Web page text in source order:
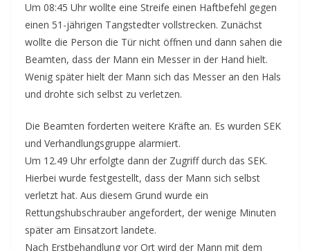
Um 08:45 Uhr wollte eine Streife einen Haftbefehl gegen
einen 51-jährigen Tangstedter vollstrecken. Zunächst
wollte die Person die Tür nicht öffnen und dann sahen die
Beamten, dass der Mann ein Messer in der Hand hielt.
Wenig später hielt der Mann sich das Messer an den Hals
und drohte sich selbst zu verletzen.
Die Beamten forderten weitere Kräfte an. Es wurden SEK
und Verhandlungsgruppe alarmiert.
Um 12.49 Uhr erfolgte dann der Zugriff durch das SEK.
Hierbei wurde festgestellt, dass der Mann sich selbst
verletzt hat. Aus diesem Grund wurde ein
Rettungshubschrauber angefordert, der wenige Minuten
später am Einsatzort landete.
Nach Erstbehandlung vor Ort wird der Mann mit dem